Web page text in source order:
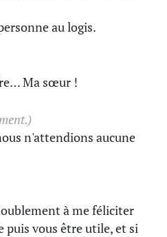
au logis.
Ma sœur !
n'attendions aucune
à me féliciter
puis vous être utile, et si